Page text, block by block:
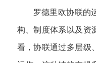
罗德里欧协联的
构、制度体系以及资
看，协联通过多层级